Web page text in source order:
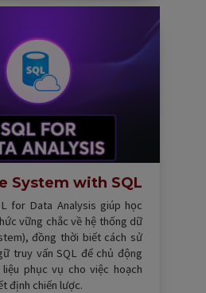
for Data Analysis giúp học
vững chắc về hệ thống dữ
đồng thời biết cách sử
truy vấn SQL để chủ động
phục vụ cho việc hoạch
định chiến lược.
System with SQL